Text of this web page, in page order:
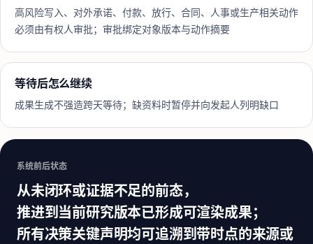
高风险写入、对外承诺、付款、放行、合同、人事或生产相关动作
必须由有权人审批；审批绑定对象版本与动作摘要
等待后怎么继续
成果生成不强造跨天等待；缺资料时暂停并向发起人列明缺口
系统前后状态
从未闭环或证据不足的前态，
推进到当前研究版本已形成可渲染成果；
所有决策关键声明均可追溯到带时点的来源或